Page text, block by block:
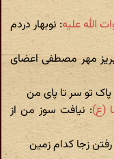
: نوبهار دردم
مهر مصطفی اعضای
تو سر تا پای من
: نیافت سوز من از
زجا کدام زمین